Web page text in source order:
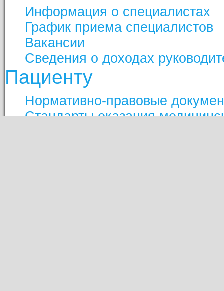
Информация о специалистах
График приема специалистов
Вакансии
Сведения о доходах
Пациенту
Нормативно-правовые
Стандарты оказания